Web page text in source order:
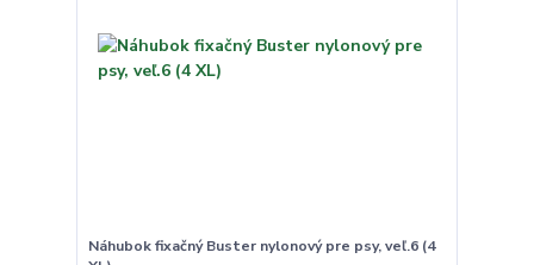
Náhubok fixačný Buster nylonový pre psy, veľ.6 (4